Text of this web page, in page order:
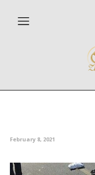
February 8, 2021